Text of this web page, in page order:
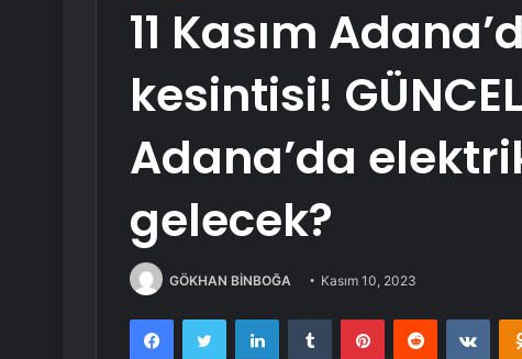
11 Kasım
kesintisi! GÜNCEL
Adana’da
gelecek?
GÖKHAN BİNBOĞA Kasım 10, 2023
FacebookTwitter LinkedInTumblr PinterestReddit